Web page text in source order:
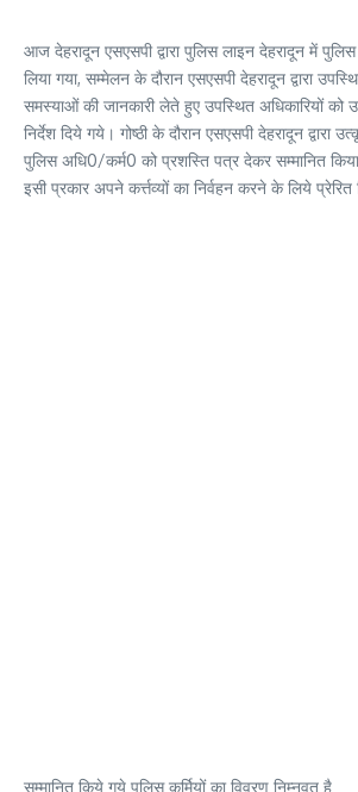
आज देहरादून एसएसपी द्वारा पुलिस लाइन देहरादून में
लिया गया, सम्मेलन के दौरान एसएसपी देहरादून द्वारा
समस्याओं की जानकारी लेते हुए उपस्थित अधिकारियों को
निर्देश दिये गये। गोष्ठी के दौरान एसएसपी देहरादून द्वारा
पुलिस अधि0/कर्म0 को प्रशस्ति पत्र देकर सम्मानित किया
इसी प्रकार अपने कर्त्तव्यों का निर्वहन करने के लिये प्रेरित
सम्मानित किये गये पुलिस कर्मियों का विवरण निम्नवत है